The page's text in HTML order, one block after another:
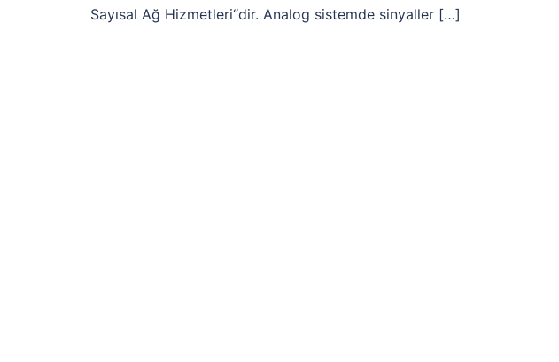
Sayısal Ağ Hizmetleri“dir. Analog sistemde sinyaller […]